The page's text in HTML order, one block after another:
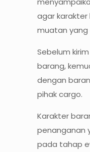
agar
muatan yang
Sebelum
barang,
dengan
pihak cargo.
Karakter
penanganan
pada tahap